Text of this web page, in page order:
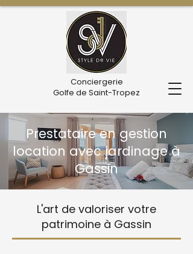
Conciergerie
Golfe de Saint-Tropez
Prestataire en gestion
location avec jardinage à
Gassin
L'art de valoriser votre
patrimoine à Gassin